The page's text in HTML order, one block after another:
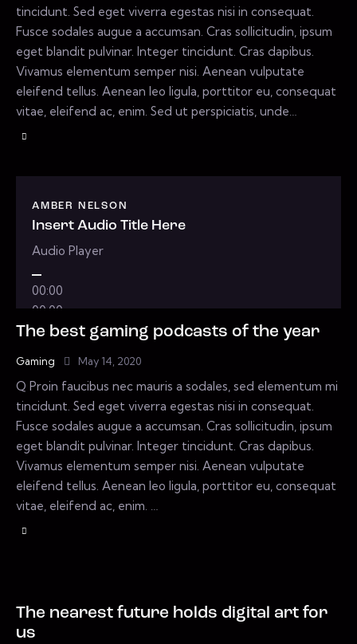
tincidunt. Sed eget viverra egestas nisi in consequat.
Fusce sodales augue a accumsan. Cras sollicitudin, ipsum
eget blandit pulvinar. Integer tincidunt. Cras dapibus.
Vivamus elementum semper nisi. Aenean vulputate
eleifend tellus. Aenean leo ligula, porttitor eu, consequat
vitae, eleifend ac, enim. Sed ut perspiciatis, unde…
AMBER NELSON
Insert Audio Title Here
Audio Player
00:00
00:00
00:00
The best gaming podcasts of the year
Gaming May 14, 2020
Q Proin faucibus nec mauris a sodales, sed elementum mi
tincidunt. Sed eget viverra egestas nisi in consequat.
Fusce sodales augue a accumsan. Cras sollicitudin, ipsum
eget blandit pulvinar. Integer tincidunt. Cras dapibus.
Vivamus elementum semper nisi. Aenean vulputate
eleifend tellus. Aenean leo ligula, porttitor eu, consequat
vitae, eleifend ac, enim. …
The nearest future holds digital art for
us